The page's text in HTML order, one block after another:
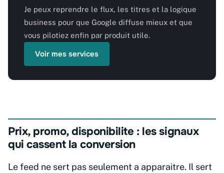
Je peux reprendre le flux, les titres et la logique
business pour que Google diffuse mieux et que
vous pilotiez enfin par produit utile.
Voir mes services
Prix, promo, disponibilite : les signaux
qui cassent la conversion
Le feed ne sert pas seulement a apparaitre. Il sert